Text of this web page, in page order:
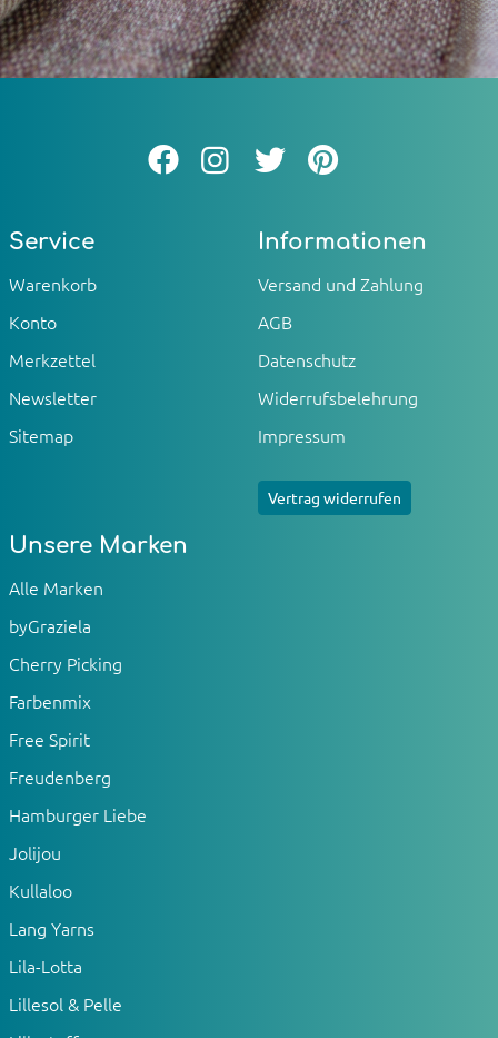
Service
Warenkorb
Konto
Merkzettel
Newsletter
Sitemap
Informationen
Versand und Zahlung
AGB
Datenschutz
Widerrufsbelehrung
Impressum
Vertrag widerrufen
Unsere Marken
Alle Marken
byGraziela
Cherry Picking
Farbenmix
Free Spirit
Freudenberg
Hamburger Liebe
Jolijou
Kullaloo
Lang Yarns
Lila-Lotta
Lillesol & Pelle